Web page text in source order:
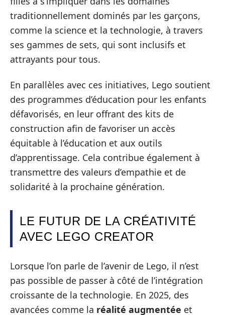
traditionnellement dominés par les garçons,
comme la science et la technologie, à travers
ses gammes de sets, qui sont inclusifs et
attrayants pour tous.
En parallèles avec ces initiatives, Lego soutient
des programmes d’éducation pour les enfants
défavorisés, en leur offrant des kits de
construction afin de favoriser un accès
équitable à l’éducation et aux outils
d’apprentissage. Cela contribue également à
transmettre des valeurs d’empathie et de
solidarité à la prochaine génération.
LE FUTUR DE LA CRÉATIVITÉ
AVEC LEGO CREATOR
Lorsque l’on parle de l’avenir de Lego, il n’est
pas possible de passer à côté de l’intégration
croissante de la technologie. En 2025, des
avancées comme la réalité augmentée et